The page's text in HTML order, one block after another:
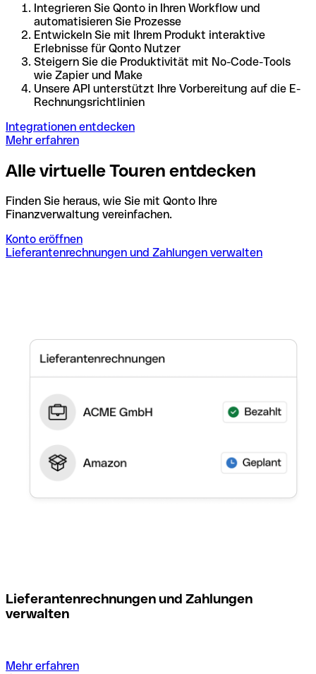
Integrieren Sie Qonto in Ihren Workflow und
automatisieren Sie Prozesse
Entwickeln Sie mit Ihrem Produkt interaktive
Erlebnisse für Qonto Nutzer
Steigern Sie die Produktivität mit No-Code-Tools
wie Zapier und Make
Unsere API unterstützt Ihre Vorbereitung auf die E-
Rechnungsrichtlinien
Integrationen entdecken
Mehr erfahren
Alle virtuelle Touren entdecken
Finden Sie heraus, wie Sie mit Qonto Ihre
Finanzverwaltung vereinfachen.
Konto eröffnen
Lieferantenrechnungen und Zahlungen verwalten
Lieferantenrechnungen und Zahlungen
verwalten
Mehr erfahren